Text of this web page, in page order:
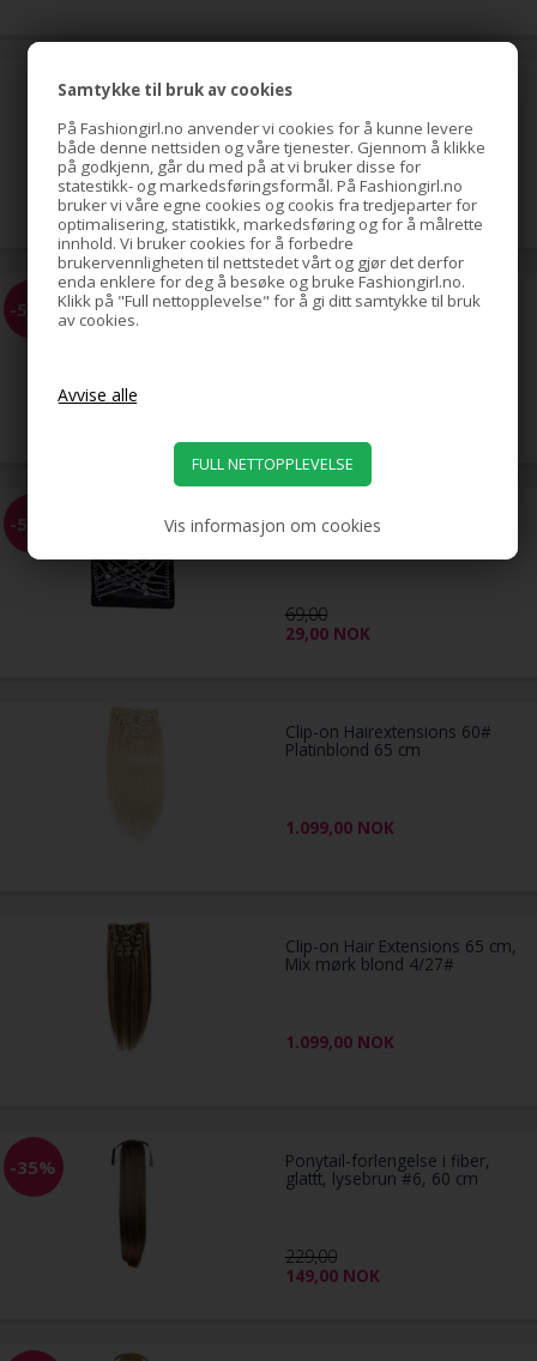
Samtykke til bruk av cookies
På Fashiongirl.no anvender vi cookies for å kunne levere
både denne nettsiden og våre tjenester. Gjennom å klikke
på godkjenn, går du med på at vi bruker disse for
statestikk- og markedsføringsformål. På Fashiongirl.no
bruker vi våre egne cookies og cookis fra tredjeparter for
optimalisering, statistikk, markedsføring og for å målrette
innhold. Vi bruker cookies for å forbedre
brukervennligheten til nettstedet vårt og gjør det derfor
enda enklere for deg å besøke og bruke Fashiongirl.no.
Klikk på "Full nettopplevelse" for å gi ditt samtykke til bruk
av cookies.
Vis informasjon om cookies
hestehale-spiral med strass,
39,00 NOK
-58% EZ Combs elastisk hårkam,
-58% EZ Combs elastisk hårkam,
sølv
69,00
29,00 NOK
Clip-on Hairextensions 60#
Platinblond 65 cm
1.099,00 NOK
Clip-on Hair Extensions 65 cm,
Mix mørk blond 4/27#
1.099,00 NOK
-35% Ponytail-forlengelse i fiber,
glattt, lysebrun #6, 60 cm
229,00
149,00 NOK